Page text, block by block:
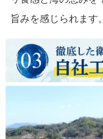
旨みを感じられます。